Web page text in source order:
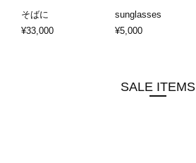
そばに
¥33,000
sunglasses
¥5,000
SALE ITEMS